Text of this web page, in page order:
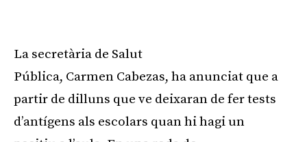
La secretària de Salut
Pública, Carmen Cabezas, ha anunciat que a
partir de dilluns que ve deixaran de fer tests
d’antígens als escolars quan hi hagi un